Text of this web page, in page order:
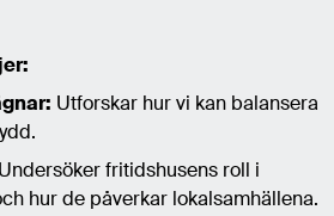
Utforskar hur vi kan balansera
Undersöker fritidshusens roll i
hur de påverkar lokalsamhällena.